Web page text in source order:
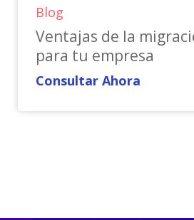
Blog
Ventajas de la
para tu empresa
Consultar Ahora